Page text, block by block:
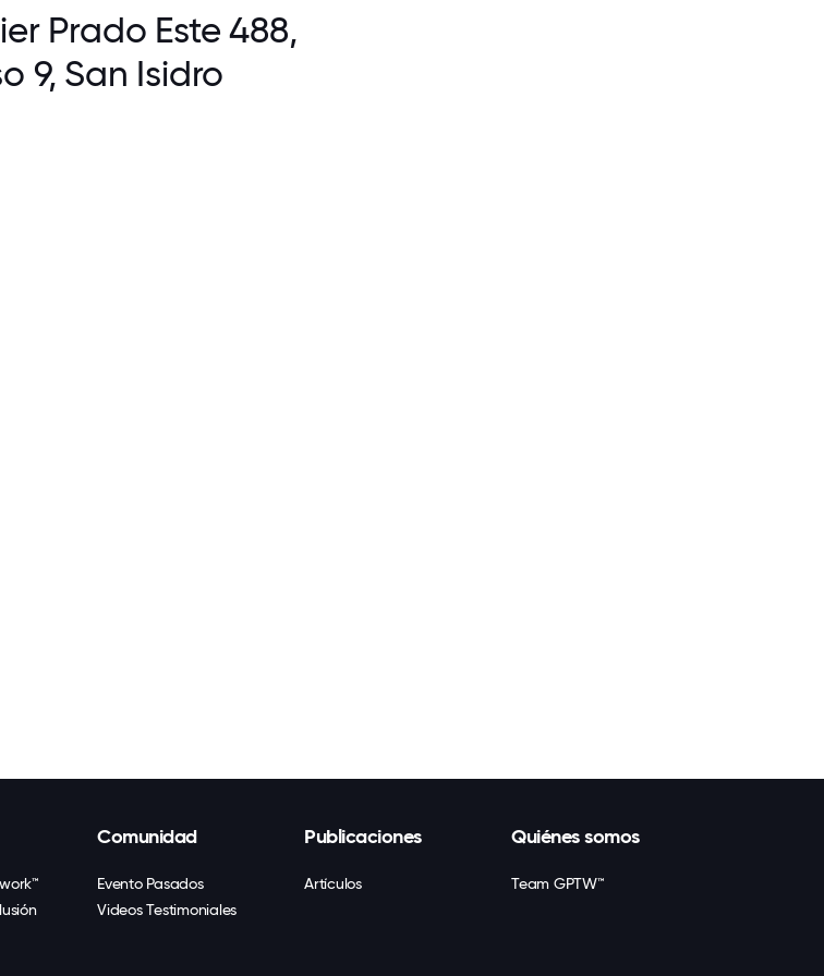
Prado Este 488,
9, San Isidro
Comunidad
Evento Pasados
Videos Testimoniales
Publicaciones
Artículos
Quiénes somos
Team GPTW™